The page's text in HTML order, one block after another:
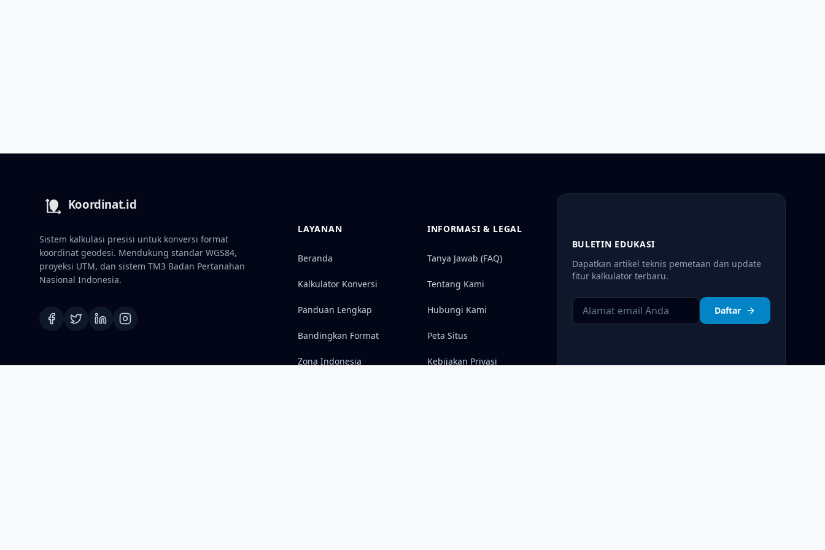
Sistem kalkulasi presisi untuk konversi format
koordinat geodesi. Mendukung standar WGS84,
proyeksi UTM, dan sistem TM3 Badan Pertanahan
Nasional Indonesia.
LAYANAN
Beranda
Kalkulator Konversi
Panduan Lengkap
Bandingkan Format
Zona Indonesia
INFORMASI & LEGAL
Tanya Jawab (FAQ)
Tentang Kami
Hubungi Kami
Peta Situs
Kebijakan Privasi
BULETIN EDUKASI
Dapatkan artikel teknis pemetaan dan update
fitur kalkulator terbaru.
Daftar